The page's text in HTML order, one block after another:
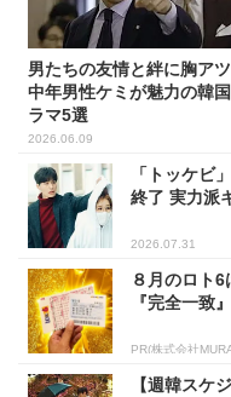
男たちの友情と絆に胸アツ
中年男性ケミが魅力の韓
ラマ5選
2026.06.09
「トッケビ
終了 実力派
2026.07.31
８月のロト
『完全一致
PR(株式会社
【週韓スケ